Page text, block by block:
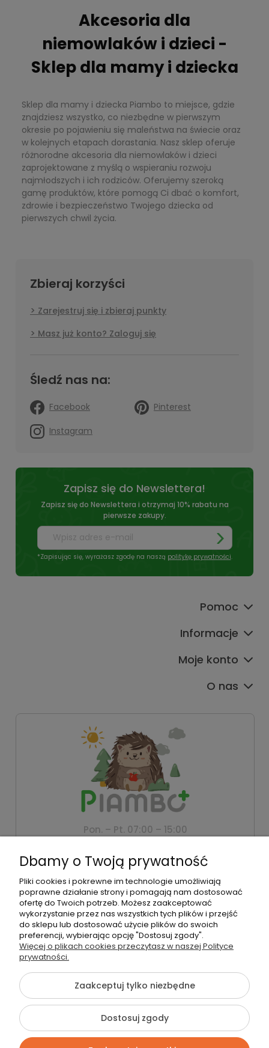
Akcesoria dla
niemowlaków i dzieci -
Sklep dla mamy i dziecka
Sklep dla mamy i dziecka Piambo to miejsce, gdzie
znajdziesz wszystko, co niezbędne w pierwszym
okresie po pojawieniu się maleństwa na świecie oraz
w kolejnych etapach dorastania. Nasz sklep oferuje
różnorodne akcesoria dla niemowlaków i dzieci
zaprojektowane z myślą o wspieraniu rozwoju
najmłodszych i ich rodziców. Oferujemy szeroką
gamę produktów, które pomogą Ci dbać o komfort,
zdrowie i bezpieczeństwo Twojego dziecka od
pierwszych chwil życia.
Zbieraj korzyści
Zarejestruj się i zbieraj punkty
Masz już konto? Zaloguj się
Śledź nas na:
Facebook
Pinterest
Instagram
Zapisz się do Newslettera!
Zapisz się do Newslettera i otrzymaj 10% rabatu na
pierwsze zakupy.
*Zapisując się, wyrażasz zgodę na naszą politykę prywatności.
Pomoc
Informacje
Moje konto
O nas
Pon. – Pt. 07:00 – 15:00
biuro@piambo.pl
Montanus | Piambo - akcesoria dla dzieci i niemowlaków |
Łętownia 585, 34-242 Łętownia | NIP: 5521713745 | REGON:
122493940 | Email:biuro@piambo.pl| Telefon:500 802 805
©2026 Wszelkie Prawa Zastrzeżone | Piambo
Szablon Flex byEcommercy
Pokaż pełną wersję strony
Dbamy o Twoją prywatność
Pliki cookies i pokrewne im technologie umożliwiają
poprawne działanie strony i pomagają nam dostosować
ofertę do Twoich potrzeb. Możesz zaakceptować
wykorzystanie przez nas wszystkich tych plików i przejść
do sklepu lub dostosować użycie plików do swoich
preferencji, wybierając opcję "Dostosuj zgody".
Więcej o plikach cookies przeczytasz w naszej Polityce
prywatności.
Zaakceptuj tylko niezbędne
Dostosuj zgody